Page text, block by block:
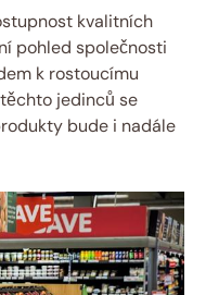
kvalitních
pohled společnosti
k rostoucímu
jedinců se
bude i nadále